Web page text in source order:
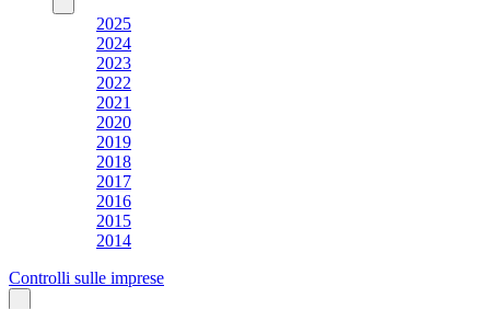
2025
2024
2023
2022
2021
2020
2019
2018
2017
2016
2015
2014
Controlli sulle imprese